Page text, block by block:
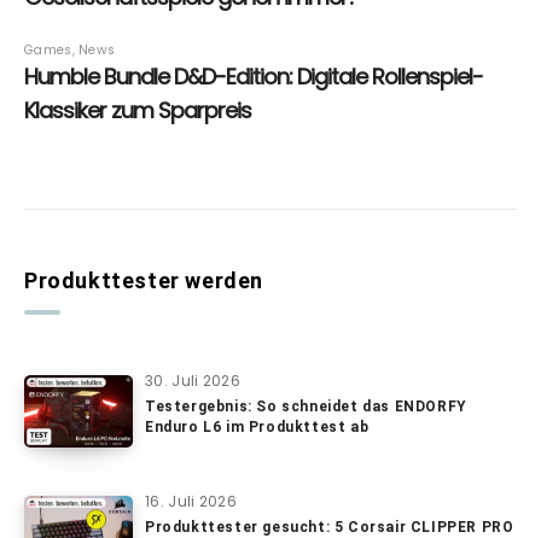
Produkttester werden
30. Juli 2026
Testergebnis: So schneidet das ENDORFY
Enduro L6 im Produkttest ab
16. Juli 2026
Produkttester gesucht: 5 Corsair CLIPPER PRO